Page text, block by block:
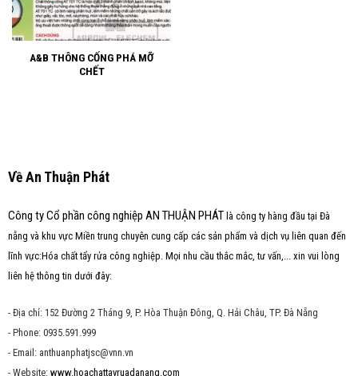
A&B THÔNG CỐNG PHÁ MỠ
CHẾT
Về An Thuận Phát
Công ty Cổ phần công nghiệp AN THUẬN PHÁT là công ty hàng đầu tại Đà
nẵng và khu vực Miền trung chuyên cung cấp các sản phẩm và dịch vụ liên quan đến
lĩnh vực:Hóa chất tẩy rửa công nghiệp. Mọi nhu cầu thắc mắc, tư vấn,... xin vui lòng
liên hệ thông tin dưới đây:
- Địa chỉ: 152 Đường 2 Tháng 9, P. Hòa Thuận Đông, Q. Hải Châu, TP. Đà Nẵng
- Phone: 0935.591.999
- Email: anthuanphatjsc@vnn.vn
- Website: www.hoachattayruadanang.com